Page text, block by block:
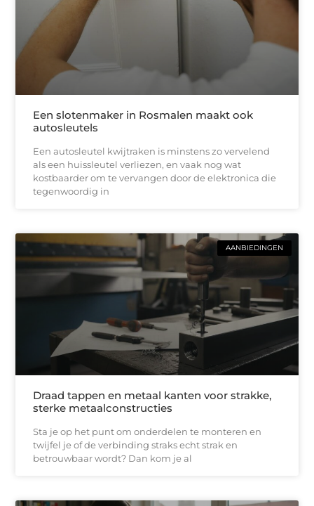
Een slotenmaker in Rosmalen maakt ook
autosleutels
Een autosleutel kwijtraken is minstens zo vervelend
als een huissleutel verliezen, en vaak nog wat
kostbaarder om te vervangen door de elektronica die
tegenwoordig in
AANBIEDINGEN
Draad tappen en metaal kanten voor strakke,
sterke metaalconstructies
Sta je op het punt om onderdelen te monteren en
twijfel je of de verbinding straks echt strak en
betrouwbaar wordt? Dan kom je al